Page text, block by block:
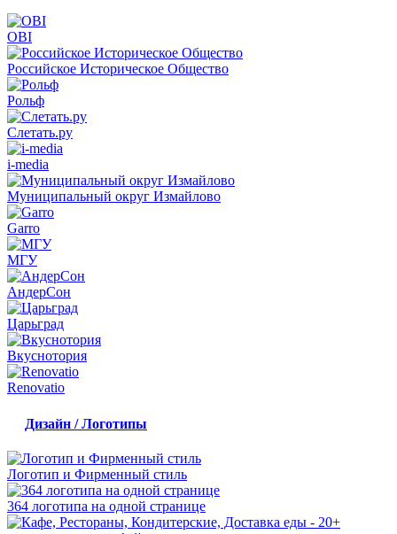
OBI
Российское Историческое Общество
Рольф
Слетать.ру
i-media
Муниципальный округ Измайлово
Garro
МГУ
АндерСон
Царьград
Вкуснотория
Renovatio
Дизайн / Логотипы
Логотип и Фирменный стиль
364 логотипа на одной странице